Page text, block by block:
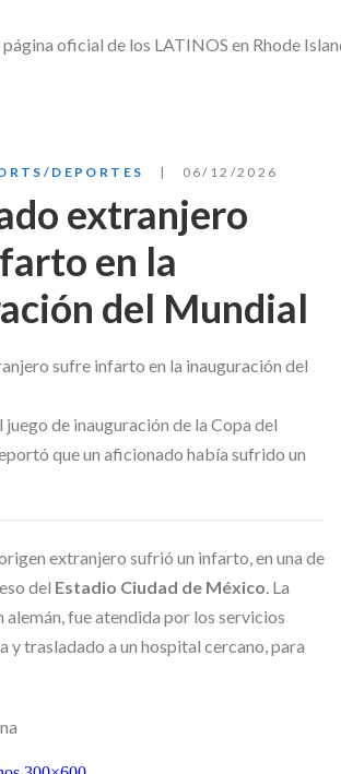
DEPORTES 06/12/2026
extranjero
en la
del Mundial
juego de inauguración de la Copa del
que un aficionado había sufrido un
extranjero sufrió un infarto, en una de
del Estadio Ciudad de México. La
alemán, fue atendida por los servicios
y trasladado a un hospital cercano, para